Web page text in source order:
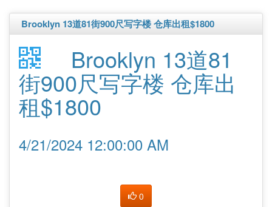
Brooklyn 13道81街900尺写字楼 仓库出租$1800
Brooklyn 13道81
街900尺写字楼 仓库出
租$1800
4/21/2024 12:00:00 AM
0